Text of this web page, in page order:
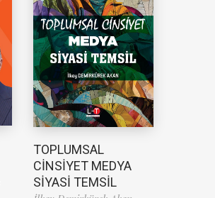
TOPLUMSAL
CİNSİYET MEDYA
SİYASİ TEMSİL